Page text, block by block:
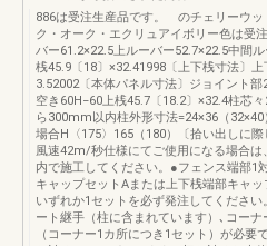
886は受注生産品です。 のチェリーウッ
ク・オーク・エクリュアイボリー色は受
バー61.2×22.5上ルーバー52.7×22.5中間
桟45.9〔18〕×32.41998〔上下桟寸法〕
3.52002〔本体パネル寸法〕ジョイント
空き60H−60上桟45.7〔18.2〕×32.4柱芯
ら300mm以内柱外形寸法=24×36（32×40
場合H〈175〉165（180）〔拾い出しに際
風速42m/秒仕様にてご使用になる場合
内で施工してください。●フェンス端部1
キャップセットAまたは上下桟端部キャ
いずれか1セットを必ず発注してくださ
ート継手（柱に含まれています）､コー
（コーナー1カ所につき1セット）が必要